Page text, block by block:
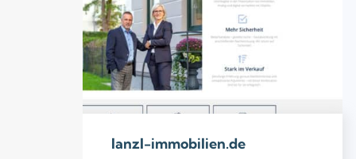
lanzl-immobilien.de